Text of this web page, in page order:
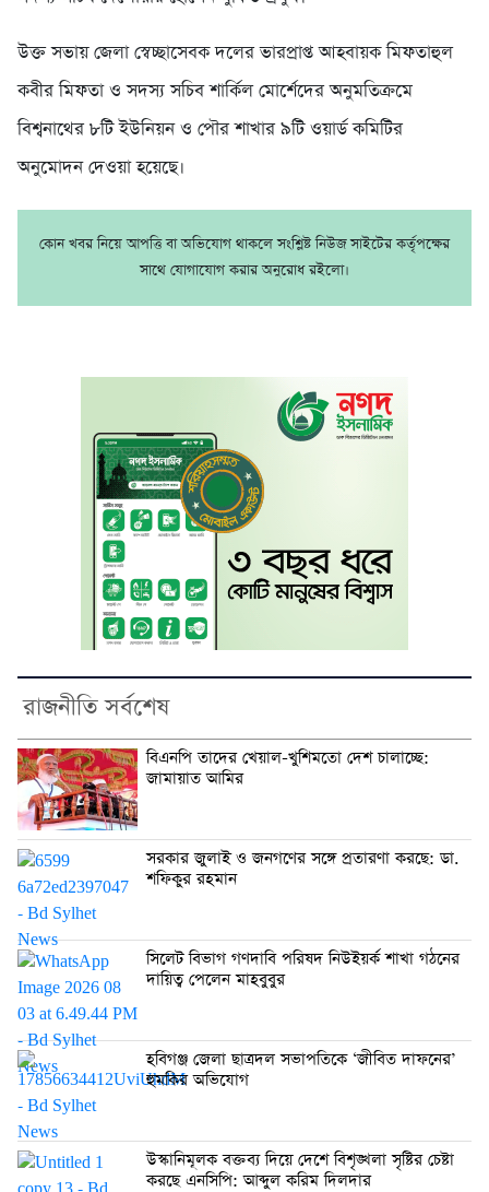
উক্ত সভায় জেলা স্বেচ্ছাসেবক দলের ভারপ্রাপ্ত আহবায়ক মিফতাহুল
কবীর মিফতা ও সদস্য সচিব শার্কিল মোর্শেদের অনুমতিক্রমে
বিশ্বনাথের ৮টি ইউনিয়ন ও পৌর শাখার ৯টি ওয়ার্ড কমিটির
অনুমোদন দেওয়া হয়েছে।
কোন খবর নিয়ে আপত্তি বা অভিযোগ থাকলে সংশ্লিষ্ট নিউজ সাইটের কর্তৃপক্ষের
সাথে যোগাযোগ করার অনুরোধ রইলো।
রাজনীতি সর্বশেষ
বিএনপি তাদের খেয়াল-খুশিমতো দেশ চালাচ্ছে:
জামায়াত আমির
সরকার জুলাই ও জনগণের সঙ্গে প্রতারণা করছে: ডা.
শফিকুর রহমান
সিলেট বিভাগ গণদাবি পরিষদ নিউইয়র্ক শাখা গঠনের
দায়িত্ব পেলেন মাহবুবুর
হবিগঞ্জ জেলা ছাত্রদল সভাপতিকে ‘জীবিত দাফনের’
হুমকির অভিযোগ
উস্কানিমূলক বক্তব্য দিয়ে দেশে বিশৃঙ্খলা সৃষ্টির চেষ্টা
করছে এনসিপি: আব্দুল করিম দিলদার